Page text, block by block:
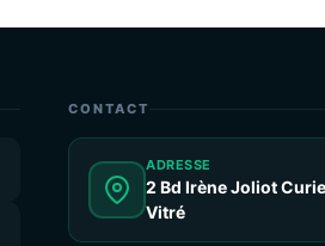
CONTACT
ADRESSE
2 Bd Irène Joliot
Vitré